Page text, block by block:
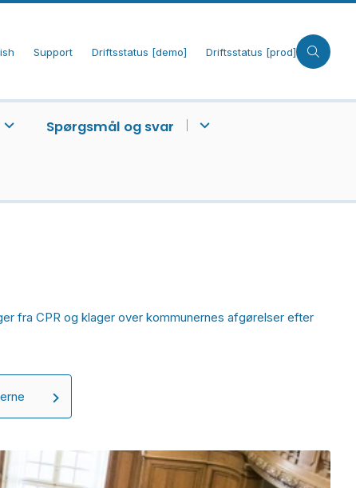
Support Driftsstatus [demo] Driftsstatus [prod]
Spørgsmål og svar
fra CPR og klager over kommunernes afgørelser efter